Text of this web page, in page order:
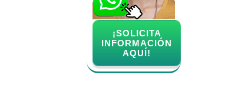
¡SOLICITA
INFORMACIÓN
AQUÍ!